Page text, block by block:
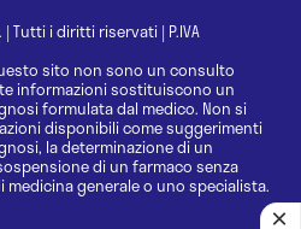
| Tutti i diritti riservati | P.IVA
sito non sono un consulto
informazioni sostituiscono un
formulata dal medico. Non si
disponibili come suggerimenti
la determinazione di un
di un farmaco senza
generale o uno specialista.